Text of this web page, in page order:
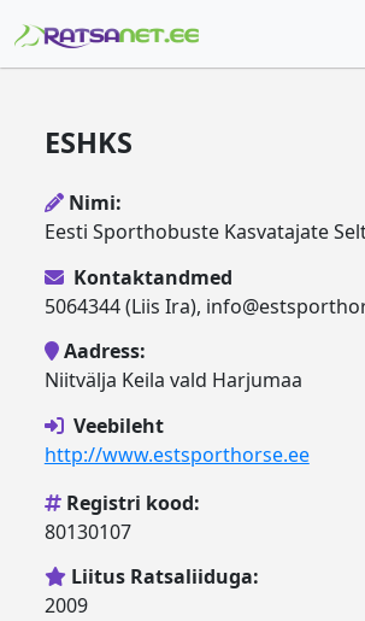
ESHKS
Nimi:
Eesti Sporthobuste Kasvatajate
Kontaktandmed
5064344 (Liis Ira),
Aadress:
Niitvälja Keila vald Harjumaa
Veebileht
http://www.estsporthorse.ee
Registri kood:
80130107
Liitus Ratsaliiduga:
2009